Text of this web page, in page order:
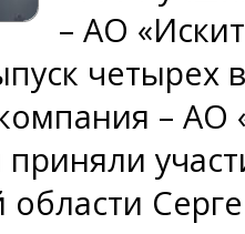
– АО
четырех
– АО
области